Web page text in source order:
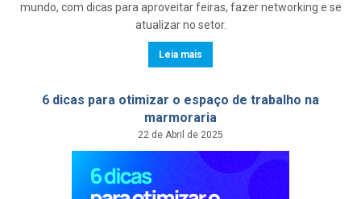
mundo, com dicas para aproveitar feiras, fazer networking e se
atualizar no setor.
Leia mais
6 dicas para otimizar o espaço de trabalho na
marmoraria
22 de Abril de 2025